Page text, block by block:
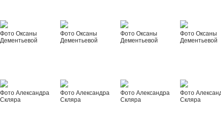
Фото Оксаны
Дементьевой
Фото Оксаны
Дементьевой
Фото Оксаны
Дементьевой
Фото Оксаны
Дементьевой
Фото Александра
Скляра
Фото Александра
Скляра
Фото Александра
Скляра
Фото
Скляра